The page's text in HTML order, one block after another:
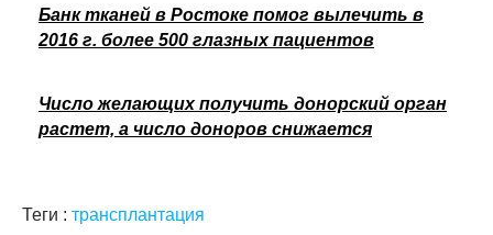
Банк тканей в Ростоке помог вылечить в
2016 г. более 500 глазных пациентов
Число желающих получить донорский орган
растет, а число доноров снижается
Теги : трансплантация